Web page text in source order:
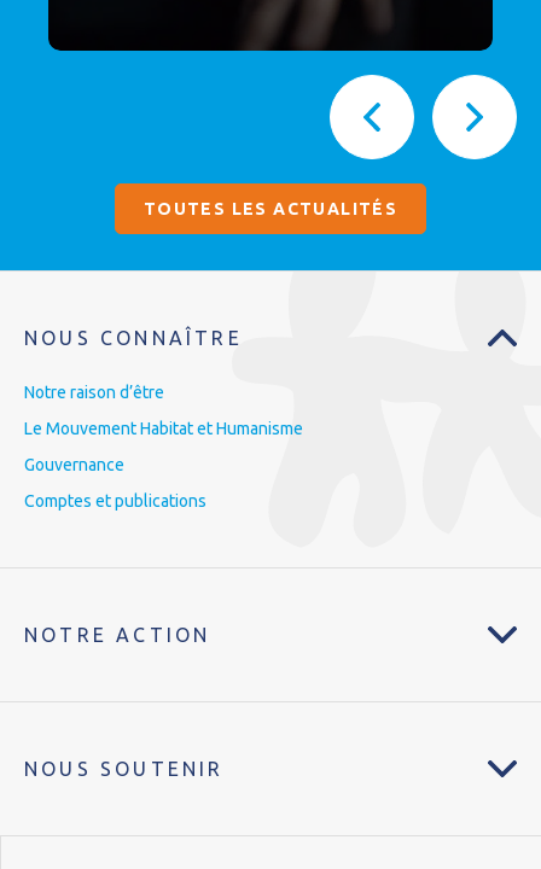
TOUTES LES ACTUALITÉS
NOUS CONNAÎTRE
Notre raison d’être
Le Mouvement Habitat et Humanisme
Gouvernance
Comptes et publications
NOTRE ACTION
NOUS SOUTENIR